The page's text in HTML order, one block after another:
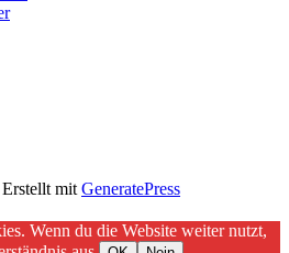
mit GeneratePress
Wenn du die Website weiter nutzt,